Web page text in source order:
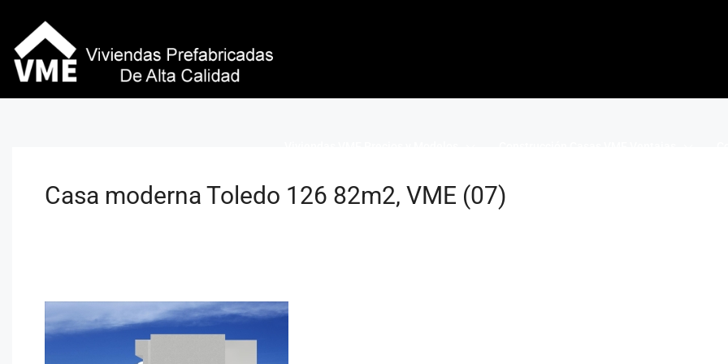
Casa moderna Toledo 126 82m2, VME (07)